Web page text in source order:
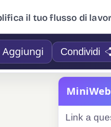
il tuo flusso di
Aggiungi Condividi
Link a